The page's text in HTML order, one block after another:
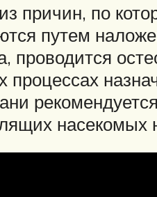
причин, по
путем
проводится
насекомых